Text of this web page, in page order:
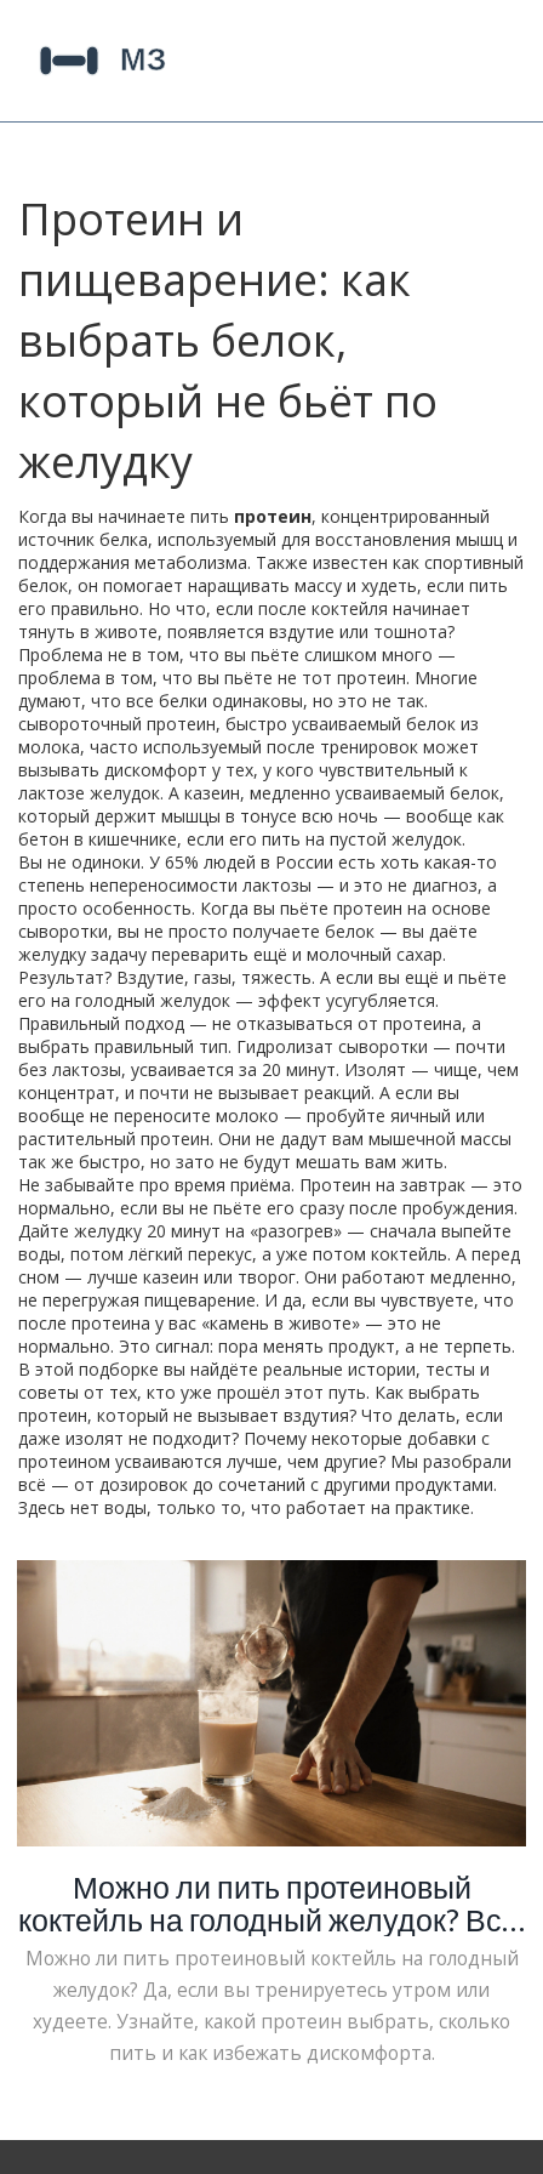
Протеин и
пищеварение: как
выбрать белок,
который не бьёт по
желудку
Когда вы начинаете пить протеин, концентрированный
источник белка, используемый для восстановления мышц и
поддержания метаболизма. Также известен как спортивный
белок, он помогает наращивать массу и худеть, если пить
его правильно. Но что, если после коктейля начинает
тянуть в животе, появляется вздутие или тошнота?
Проблема не в том, что вы пьёте слишком много —
проблема в том, что вы пьёте не тот протеин. Многие
думают, что все белки одинаковы, но это не так.
сывороточный протеин, быстро усваиваемый белок из
молока, часто используемый после тренировок может
вызывать дискомфорт у тех, у кого чувствительный к
лактозе желудок. А казеин, медленно усваиваемый белок,
который держит мышцы в тонусе всю ночь — вообще как
бетон в кишечнике, если его пить на пустой желудок.
Вы не одиноки. У 65% людей в России есть хоть какая-то
степень непереносимости лактозы — и это не диагноз, а
просто особенность. Когда вы пьёте протеин на основе
сыворотки, вы не просто получаете белок — вы даёте
желудку задачу переварить ещё и молочный сахар.
Результат? Вздутие, газы, тяжесть. А если вы ещё и пьёте
его на голодный желудок — эффект усугубляется.
Правильный подход — не отказываться от протеина, а
выбрать правильный тип. Гидролизат сыворотки — почти
без лактозы, усваивается за 20 минут. Изолят — чище, чем
концентрат, и почти не вызывает реакций. А если вы
вообще не переносите молоко — пробуйте яичный или
растительный протеин. Они не дадут вам мышечной массы
так же быстро, но зато не будут мешать вам жить.
Не забывайте про время приёма. Протеин на завтрак — это
нормально, если вы не пьёте его сразу после пробуждения.
Дайте желудку 20 минут на «разогрев» — сначала выпейте
воды, потом лёгкий перекус, а уже потом коктейль. А перед
сном — лучше казеин или творог. Они работают медленно,
не перегружая пищеварение. И да, если вы чувствуете, что
после протеина у вас «камень в животе» — это не
нормально. Это сигнал: пора менять продукт, а не терпеть.
В этой подборке вы найдёте реальные истории, тесты и
советы от тех, кто уже прошёл этот путь. Как выбрать
протеин, который не вызывает вздутия? Что делать, если
даже изолят не подходит? Почему некоторые добавки с
протеином усваиваются лучше, чем другие? Мы разобрали
всё — от дозировок до сочетаний с другими продуктами.
Здесь нет воды, только то, что работает на практике.
Можно ли пить протеиновый
коктейль на голодный желудок? Всё,
что нужно знать
Можно ли пить протеиновый коктейль на голодный
желудок? Да, если вы тренируетесь утром или
худеете. Узнайте, какой протеин выбрать, сколько
пить и как избежать дискомфорта.